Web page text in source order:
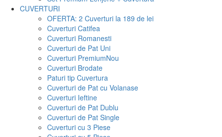
CUVERTURI
OFERTA: 2 Cuverturi la 189 de lei
Cuverturi Catifea
Cuverturi Romanesti
Cuverturi de Pat Uni
Cuverturi PremiumNou
Cuverturi Brodate
Paturi tip Cuvertura
Cuverturi de Pat cu Volanase
Cuverturi Ieftine
Cuverturi de Pat Dublu
Cuverturi de Pat Single
Cuverturi cu 3 Piese